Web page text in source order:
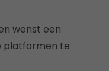
wenst een
platformen te